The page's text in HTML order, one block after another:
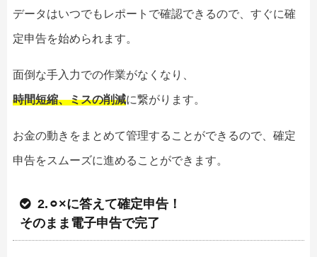
データはいつでもレポートで確認できるので、すぐに確
定申告を始められます。
面倒な手入力での作業がなくなり、
時間短縮、ミスの削減に繋がります。
お金の動きをまとめて管理することができるので、確定
申告をスムーズに進めることができます。
2.⚪︎×に答えて確定申告！
そのまま電子申告で完了